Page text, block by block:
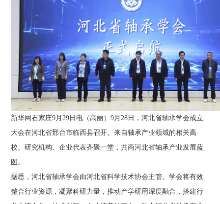
新华网石家庄9月29日电（高丽）9月28日，河北省轴承学会成立
大会在河北省邢台市临西县召开。来自轴承产业领域的相关高
校、研究机构、企业代表齐聚一堂，共商河北省轴承产业发展蓝
图。
据悉，河北省轴承学会由河北省科学技术协会主管。学会将有效
整合行业资源，凝聚科研力量，推动产学研用深度融合，搭建行